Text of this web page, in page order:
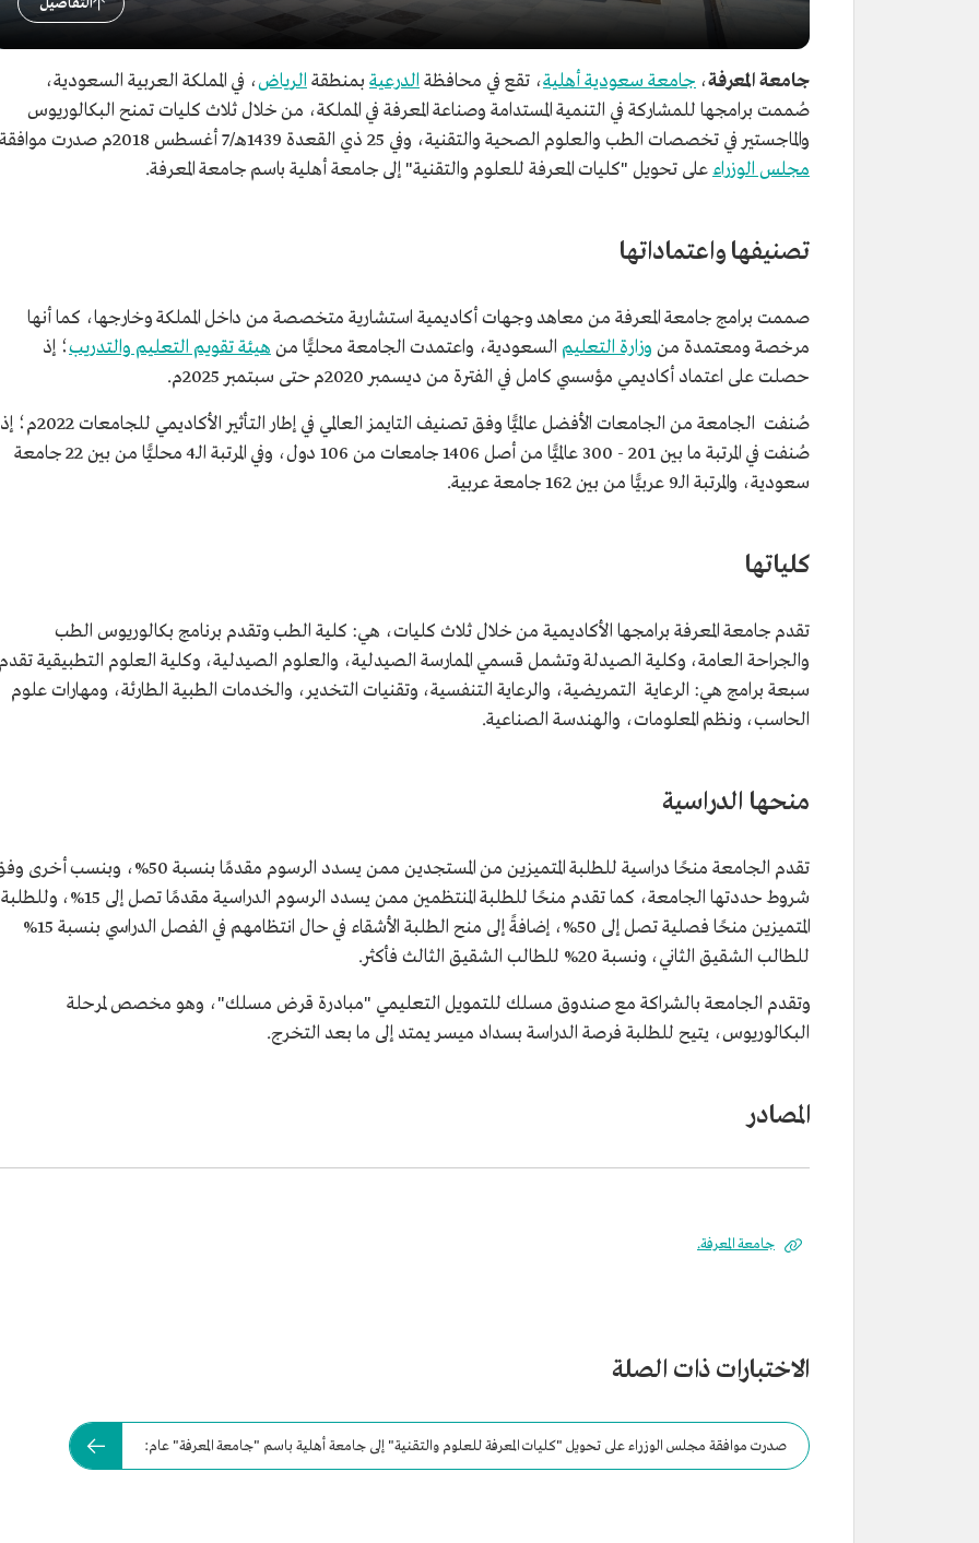
جامعة المعرفة، جامعة سعودية أهلية، تقع في محافظة الدرعية بمنطقة الرياض، في المملكة العربية السعودية،
صُممت برامجها للمشاركة في التنمية المستدامة وصناعة المعرفة في المملكة، من خلال ثلاث كليات تمنح البكالوريوس
والماجستير في تخصصات الطب والعلوم الصحية والتقنية، وفي 25 ذي القعدة 1439هـ/7 أغسطس 2018م صدرت موافقة
مجلس الوزراءعلى تحويل "كليات المعرفة للعلوم والتقنية" إلى جامعة أهلية باسم جامعة المعرفة.
تصنيفها واعتماداتها
صممت برامج جامعة المعرفة من معاهد وجهات أكاديمية استشارية متخصصة من داخل المملكة وخارجها، كما أنها
مرخصة ومعتمدة من وزارة التعليم السعودية، واعتمدت الجامعة محليًّا من هيئة تقويم التعليم والتدريب؛ إذ
حصلت على اعتماد أكاديمي مؤسسي كامل في الفترة من ديسمبر 2020م حتى سبتمبر 2025م.
صُنفت الجامعة من الجامعات الأفضل عالميًّا وفق تصنيف التايمز العالمي في إطار التأثير الأكاديمي للجامعات 2022م؛ إذ
صُنفت في المرتبة ما بين 201 - 300 عالميًّا من أصل 1406 جامعات من 106 دول، وفي المرتبة الـ4 محليًّا من بين 22 جامعة
سعودية، والمرتبة الـ9 عربيًّا من بين 162 جامعة عربية.
كلياتها
تقدم جامعة المعرفة برامجها الأكاديمية من خلال ثلاث كليات، هي: كلية الطب وتقدم برنامج بكالوريوس الطب
والجراحة العامة، وكلية الصيدلة وتشمل قسمي الممارسة الصيدلية، والعلوم الصيدلية، وكلية العلوم التطبيقية
سبعة برامج هي: الرعاية التمريضية، والرعاية التنفسية، وتقنيات التخدير، والخدمات الطبية الطارئة، ومهارات علوم
الحاسب، ونظم المعلومات، والهندسة الصناعية.
منحها الدراسية
تقدم الجامعة منحًا دراسية للطلبة المتميزين من المستجدين ممن يسدد الرسوم مقدمًا بنسبة 50%، وبنسب
شروط حددتها الجامعة، كما تقدم منحًا للطلبة المنتظمين ممن يسدد الرسوم الدراسية مقدمًا تصل إلى 15%، وللطلبة
المتميزين منحًا فصلية تصل إلى 50%، إضافةً إلى منح الطلبة الأشقاء في حال انتظامهم في الفصل الدراسي بنسبة 15%
للطالب الشقيق الثاني، ونسبة 20% للطالب الشقيق الثالث فأكثر.
وتقدم الجامعة بالشراكة مع صندوق مسلك للتمويل التعليمي "مبادرة قرض مسلك"، وهو مخصص لمرحلة
البكالوريوس، يتيح للطلبة فرصة الدراسة بسداد ميسر يمتد إلى ما بعد التخرج.
المصادر
جامعة المعرفة.
الاختبارات ذات الصلة
صدرت موافقة مجلس الوزراء على تحويل "كليات المعرفة للعلوم والتقنية" إلى جامعة أهلية باسم "جامعة المعرفة" عام: